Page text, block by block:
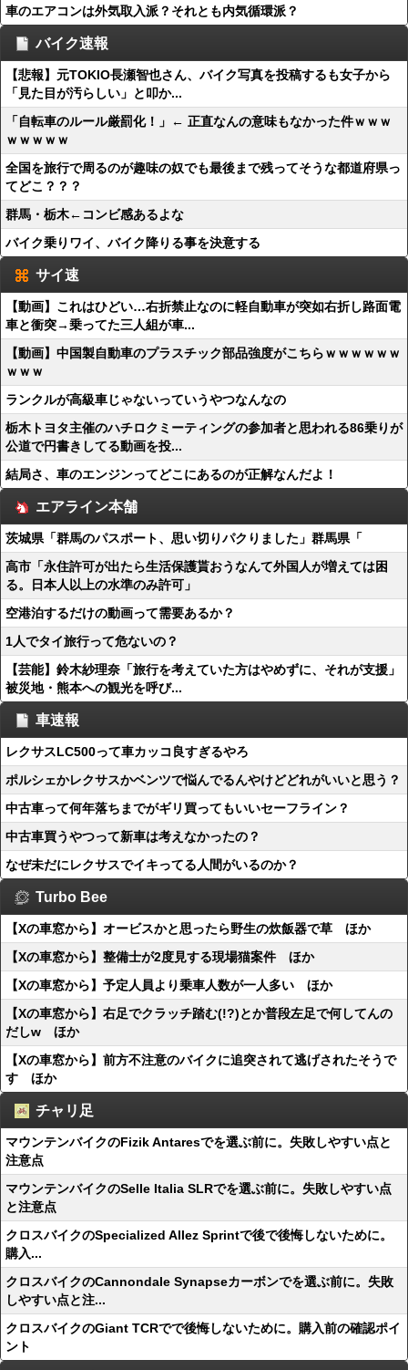
車のエアコンは外気取入派？それとも内気循環派？
バイク速報
【悲報】元TOKIO長瀬智也さん、バイク写真を投稿するも女子から
「見た目が汚らしい」と叩か...
「自転車のルール厳罰化！」← 正直なんの意味もなかった件ｗｗｗ
ｗｗｗｗｗ
全国を旅行で周るのが趣味の奴でも最後まで残ってそうな都道府県っ
てどこ？？？
群馬・栃木←コンビ感あるよな
バイク乗りワイ、バイク降りる事を決意する
サイ速
【動画】これはひどい…右折禁止なのに軽自動車が突如右折し路面電
車と衝突→乗ってた三人組が車...
【動画】中国製自動車のプラスチック部品強度がこちらｗｗｗｗｗｗ
ｗｗｗ
ランクルが高級車じゃないっていうやつなんなの
栃木トヨタ主催のハチロクミーティングの参加者と思われる86乗りが
公道で円書きしてる動画を投...
結局さ、車のエンジンってどこにあるのが正解なんだよ！
エアライン本舗
茨城県「群馬のパスポート、思い切りパクりました」群馬県「
高市「永住許可が出たら生活保護貰おうなんて外国人が増えては困
る。日本人以上の水準のみ許可」
空港泊するだけの動画って需要あるか？
1人でタイ旅行って危ないの？
【芸能】鈴木紗理奈「旅行を考えていた方はやめずに、それが支援」
被災地・熊本への観光を呼び...
車速報
レクサスLC500って車カッコ良すぎるやろ
ポルシェかレクサスかベンツで悩んでるんやけどどれがいいと思う？
中古車って何年落ちまでがギリ買ってもいいセーフライン？
中古車買うやつって新車は考えなかったの？
なぜ未だにレクサスでイキってる人間がいるのか？
Turbo Bee
【Xの車窓から】オービスかと思ったら野生の炊飯器で草 ほか
【Xの車窓から】整備士が2度見する現場猫案件 ほか
【Xの車窓から】予定人員より乗車人数が一人多い ほか
【Xの車窓から】右足でクラッチ踏む(!?)とか普段左足で何してんの
だしw ほか
【Xの車窓から】前方不注意のバイクに追突されて逃げされたそうで
す ほか
チャリ足
マウンテンバイクのFizik Antaresでを選ぶ前に。失敗しやすい点と
注意点
マウンテンバイクのSelle Italia SLRでを選ぶ前に。失敗しやすい点
と注意点
クロスバイクのSpecialized Allez Sprintで後で後悔しないために。
購入...
クロスバイクのCannondale Synapseカーボンでを選ぶ前に。失敗
しやすい点と注...
クロスバイクのGiant TCRでで後悔しないために。購入前の確認ポイ
ント